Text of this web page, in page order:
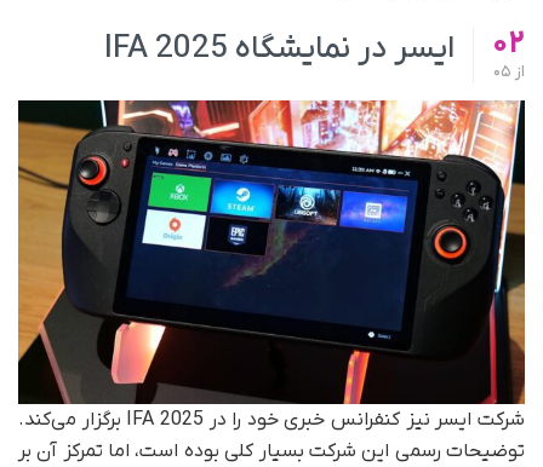
02
از
ایسر در نمایشگاه IFA 2025
شرکت ایسر نیز کنفرانس خبری خود را در IFA 2025 برگزار می‌کند.
توضیحات رسمی این شرکت بسیار کلی بوده است، اما تمرکز آن بر